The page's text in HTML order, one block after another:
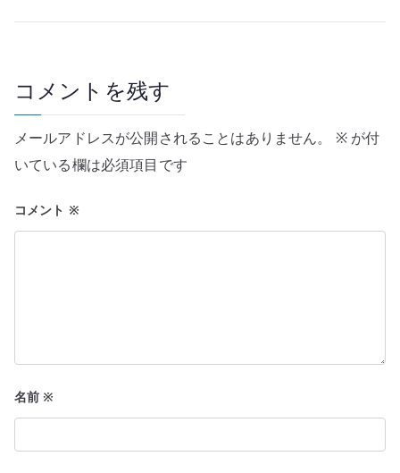
ゲ
ー
シ
ン
コメントを残す
メールアドレスが公開されることはありません。 ※が付
いている欄は必須項目です
コメント ※
名前※